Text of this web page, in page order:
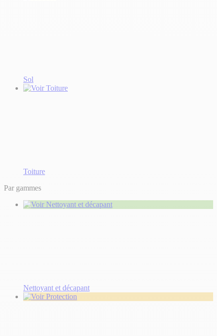
Sol
Toiture
Par gammes
Nettoyant et décapant